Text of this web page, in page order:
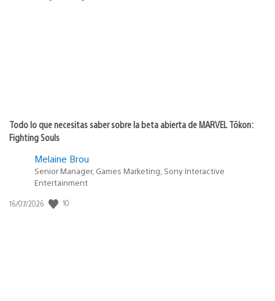
Todo lo que necesitas saber sobre la beta abierta de MARVEL Tōkon:
Fighting Souls
Melaine Brou
Senior Manager, Games Marketing, Sony Interactive
Entertainment
Fecha
16/07/2026 10